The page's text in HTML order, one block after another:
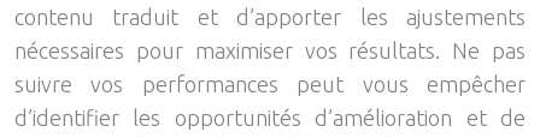
contenu traduit et d’apporter les ajustements
nécessaires pour maximiser vos résultats. Ne pas
suivre vos performances peut vous empêcher
d’identifier les opportunités d’amélioration et de